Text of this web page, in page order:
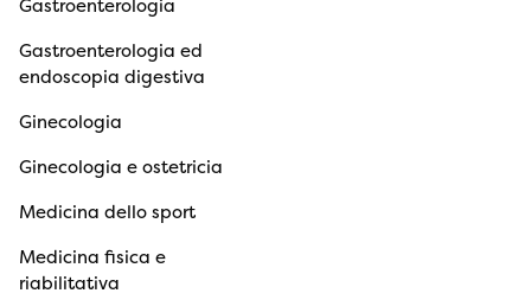
Gastroenterologia
Gastroenterologia ed
endoscopia digestiva
Ginecologia
Ginecologia e ostetricia
Medicina dello sport
Medicina fisica e
riabilitativa